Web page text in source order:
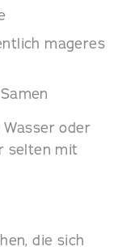
mageres
oder
selten mit
die sich